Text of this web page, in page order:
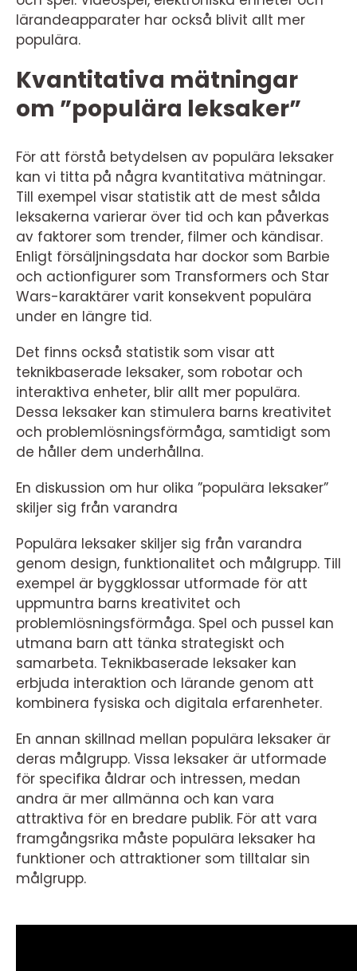
lärandeapparater har också blivit allt mer
populära.
Kvantitativa mätningar
om ”populära leksaker”
För att förstå betydelsen av populära leksaker
kan vi titta på några kvantitativa mätningar.
Till exempel visar statistik att de mest sålda
leksakerna varierar över tid och kan påverkas
av faktorer som trender, filmer och kändisar.
Enligt försäljningsdata har dockor som Barbie
och actionfigurer som Transformers och Star
Wars-karaktärer varit konsekvent populära
under en längre tid.
Det finns också statistik som visar att
teknikbaserade leksaker, som robotar och
interaktiva enheter, blir allt mer populära.
Dessa leksaker kan stimulera barns kreativitet
och problemlösningsförmåga, samtidigt som
de håller dem underhållna.
En diskussion om hur olika ”populära leksaker”
skiljer sig från varandra
Populära leksaker skiljer sig från varandra
genom design, funktionalitet och målgrupp. Till
exempel är byggklossar utformade för att
uppmuntra barns kreativitet och
problemlösningsförmåga. Spel och pussel kan
utmana barn att tänka strategiskt och
samarbeta. Teknikbaserade leksaker kan
erbjuda interaktion och lärande genom att
kombinera fysiska och digitala erfarenheter.
En annan skillnad mellan populära leksaker är
deras målgrupp. Vissa leksaker är utformade
för specifika åldrar och intressen, medan
andra är mer allmänna och kan vara
attraktiva för en bredare publik. För att vara
framgångsrika måste populära leksaker ha
funktioner och attraktioner som tilltalar sin
målgrupp.